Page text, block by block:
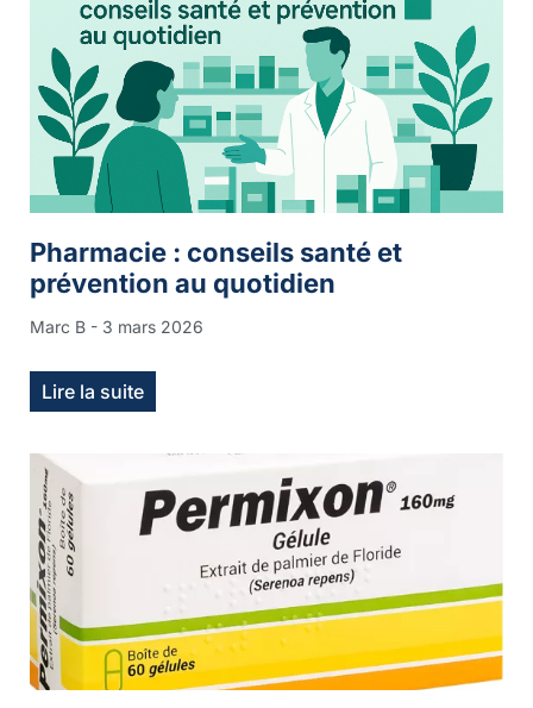
Pharmacie : conseils santé et
prévention au quotidien
Marc B 3 mars 2026
Lire la suite